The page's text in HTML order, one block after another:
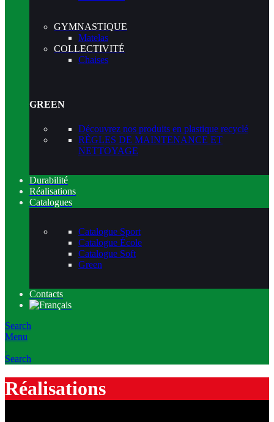
GYMNASTIQUE
Matelas
COLLECTIVITÉ
Chaises
GREEN
Découvrez nos produits en plastique recyclé
RÈGLES DE MAINTENANCE ET
NETTOYAGE
Durabilité
Réalisations
Catalogues
Catalogue Sport
Catalogue École
Catalogue Soft
Green
Contacts
Search
Menu
Search
Réalisations